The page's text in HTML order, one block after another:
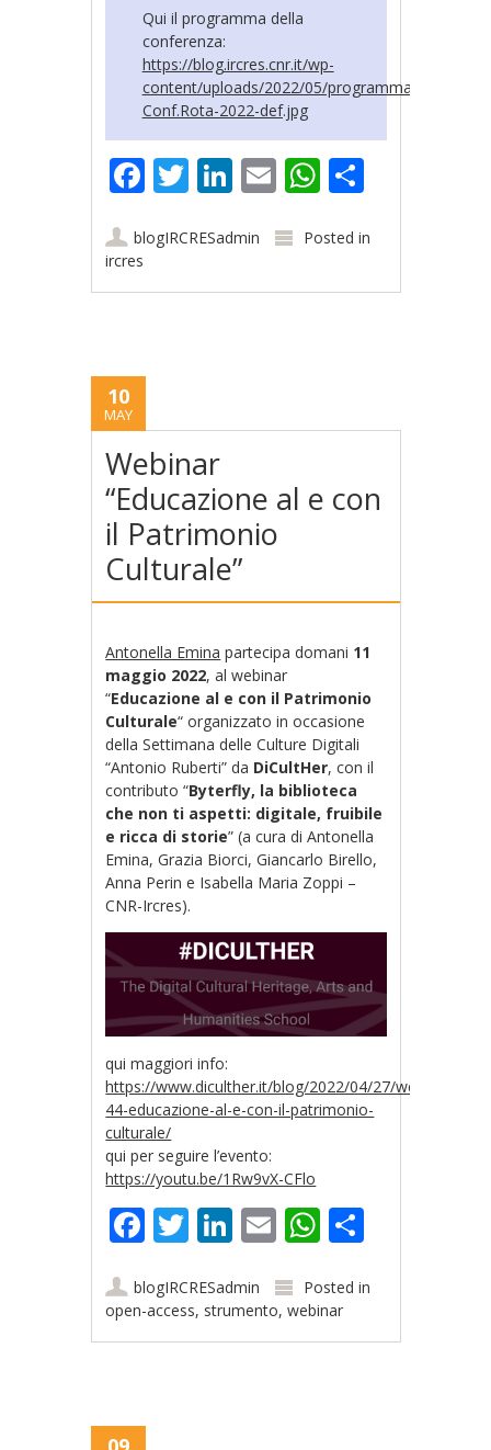
Qui il programma della
conferenza:
https://blog.ircres.cnr.it/wp-
content/uploads/2022/05/programma-
Conf.Rota-2022-def.jpg
Facebook
Twitter
LinkedIn
EmailWhatsApp
blogIRCRESadmin
Posted in
ircres
10
MAY
Webinar
“Educazione al e con
il Patrimonio
Culturale”
Antonella Emina partecipa domani 11
maggio 2022, al webinar
“Educazione al e con il Patrimonio
Culturale“ organizzato in occasione
della Settimana delle Culture Digitali
“Antonio Ruberti” da DiCultHer, con il
contributo “Byterfly, la biblioteca
che non ti aspetti: digitale, fruibile
e ricca di storie” (a cura di Antonella
Emina, Grazia Biorci, Giancarlo Birello,
Anna Perin e Isabella Maria Zoppi –
CNR-Ircres).
qui maggiori info:
https://www.diculther.it/blog/2022/04/27/webinar-
44-educazione-al-e-con-il-patrimonio-
culturale/
qui per seguire l’evento:
https://youtu.be/1Rw9vX-CFlo
Facebook
Twitter
LinkedIn
EmailWhatsApp
blogIRCRESadmin
Posted in
open-access, strumento,webinar